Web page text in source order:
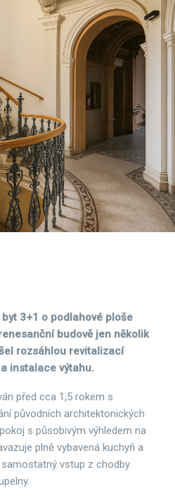
3+1 o podlahové ploše
budově jen několik
rozsáhlou revitalizací
instalace výtahu.
před cca 1,5 rokem s
původních architektonických
s působivým výhledem na
plně vybavená kuchyň a
vstup z chodby.